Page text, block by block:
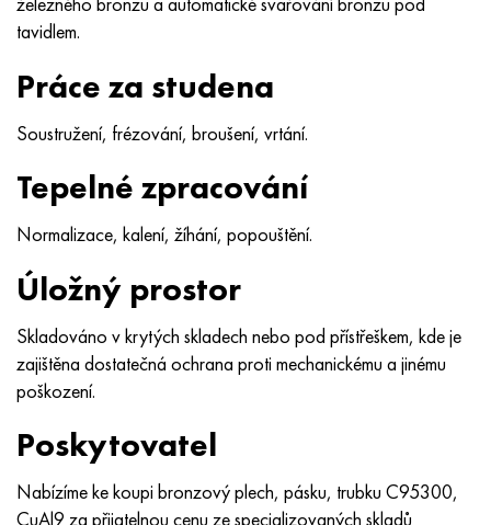
tavidlem.
Práce za studena
Soustružení, frézování, broušení, vrtání.
Tepelné zpracování
Normalizace, kalení, žíhání, popouštění.
Úložný prostor
Skladováno v krytých skladech nebo pod přístřeškem, kde je
zajištěna dostatečná ochrana proti mechanickému a jinému
poškození.
Poskytovatel
Nabízíme ke koupi bronzový plech, pásku, trubku C95300,
CuAl9 za přijatelnou cenu ze specializovaných skladů
Nimonic 90
Haynes 25
Haynes 188
Haynes 230
Hastelloy b2
Hastelloy b3
Hastelloy c4
Hastelloy C22
Hastelloy C-276
Přesná trubka
H70MFV
AM-350 – AM-5548
Custom 450® - uns S45000
Řecký Ascoloy 418
Potrubí odolné proti korozi
45Х14Н14В2М
65X13
90X18MF
95 x 18
ac35g2, 36smnpb14, 1.0765
40hn2ma, 34CrNiMo4, 36hnm
38 hodin, 37 hodin
38XA, 37Cr4, AISI 5135
38HN3MFA, 35nicrmov12-5
40G, 40Mn4, AISI 1035
38XM, 42CrMo4, AISI 1,7225
40HH, 36NiCr6, AISI 3135
40XFA, 1,7223, AISI 4142